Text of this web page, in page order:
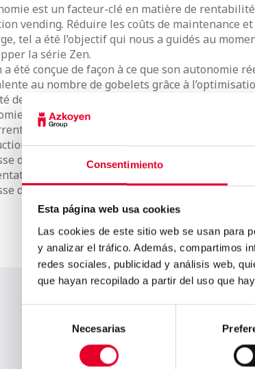
Consentimiento
Esta página web usa cookies
Las cookies de este sitio web se usan para
y analizar el tráfico. Además, compartimos
redes sociales, publicidad y análisis web,
que hayan recopilado a partir del uso que
consentimiento
Necesarias
est un facteur-clé en matière de rentabilité
vending. Réduire les coûts de maintenance et
tel a été l’objectif qui nous a guidés au
la série Zen.
a été conçue de façon à ce que son autonomie
au nombre de gobelets grâce à
de café, de lait et de chocolat.
en gobelets jusqu’à 3 fois supérieure à celle
des coûts d’entretien et de recharge.
du nombre de points de vente par tournée sans
des coûts.
de la rentabilité de l’opération de vending.
principal